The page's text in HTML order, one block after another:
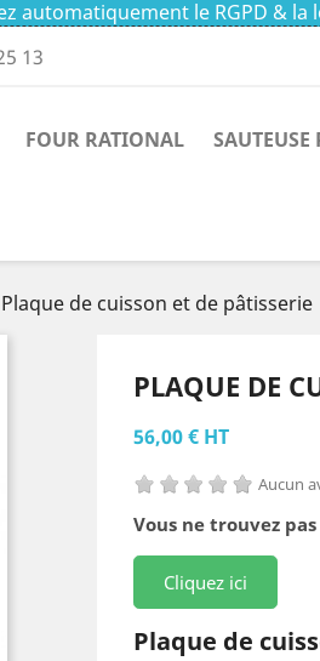
automatiquement le RGPD & la
13
FOUR RATIONAL
Plaque de cuisson et de pâtisserie
PLAQUE DE
56,00 € HT
Aucun
Vous ne trouvez
Cliquez ici
Plaque de